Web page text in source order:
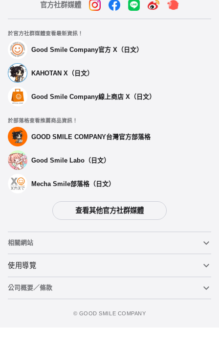
官方社群媒體
於官方社群媒體查看最新資訊！
Good Smile Company官方 X（日文）
KAHOTAN X（日文）
Good Smile Company線上商店 X（日文）
於部落格查看推薦商品資訊！
GOOD SMILE COMPANY台灣官方部落格
Good Smile Labo（日文）
Mecha Smile部落格（日文）
查看其他官方社群媒體
相關網站
黏土人
黏土人臉部製造機（英文）
使用導覽
重要公告
公司概要／條款
©️ GOOD SMILE COMPANY